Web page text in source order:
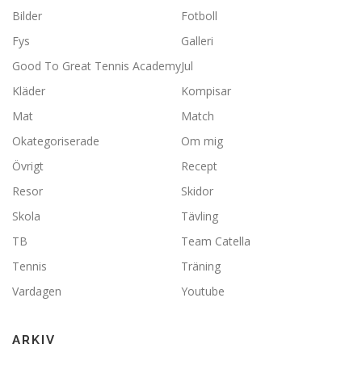
Bilder
Fotboll
Fys
Galleri
Good To Great Tennis AcademyJul
Kläder
Kompisar
Mat
Match
Okategoriserade
Om mig
Övrigt
Recept
Resor
Skidor
Skola
Tävling
TB
Team Catella
Tennis
Träning
Vardagen
Youtube
ARKIV